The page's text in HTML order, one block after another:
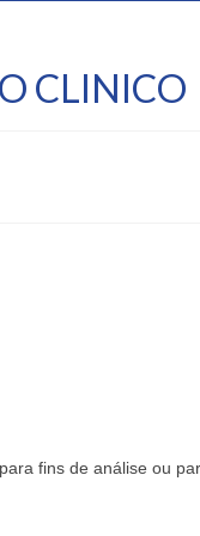
CLINICO
fins de análise ou